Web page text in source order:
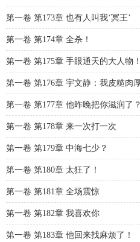
第一卷 第173章 也有人叫我‘冥王’
第一卷 第174章 全杀！
第一卷 第175章 手眼通天的大人物！
第一卷 第176章 宇文静：我皮糙肉
第一卷 第177章 他昨晚把你滋润了？
第一卷 第178章 来一次打一次
第一卷 第179章 中海七少？
第一卷 第180章 太狂了！
第一卷 第181章 全场震惊
第一卷 第182章 我喜欢你
第一卷 第183章 他回来找麻烦了！